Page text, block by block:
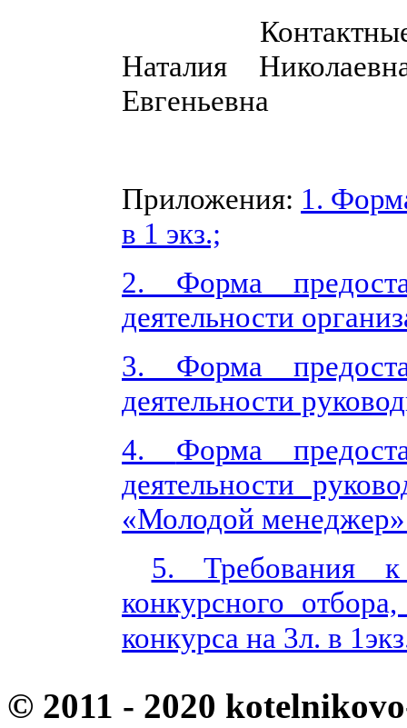
Наталия
Евгеньевна
Приложения: 1.
в 1 экз.;
2. Форма
деятельности
3. Форма
деятельности
4.
Форма
деятельности
«Молодой менеджер»
5. Требования к
конкурсного
конкурса на 3л. в
© 2011 - 2020